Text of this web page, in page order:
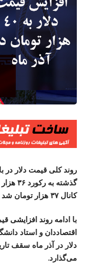
روند کلی قیمت دلار در
کانال ۳۷ هزار تومان شد
با ادامه روند افزایشی
اقتصاددان و استاد
می‌گذارد.